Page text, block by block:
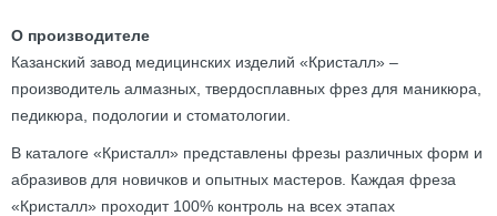
О производителе
Казанский завод медицинских изделий «Кристалл» –
производитель алмазных, твердосплавных фрез для маникюра,
педикюра, подологии и стоматологии.
В каталоге «Кристалл» представлены фрезы различных форм и
абразивов для новичков и опытных мастеров. Каждая фреза
«Кристалл» проходит 100% контроль на всех этапах